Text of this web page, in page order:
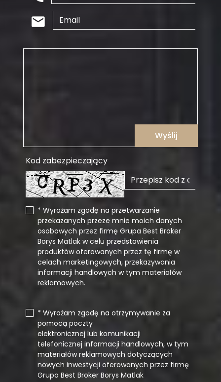
Wyślij
Kod zabezpieczający
* Wyrażam zgodę na przetwarzanie
przekazanych przeze mnie moich danych
osobowych przez firmę Grupa Best Broker
Borys Matlak w celu przedstawienia
produktów oferowanych przez tę firmę w
celach marketingowych, przekazywania
informacji handlowych w tym materiałów
reklamowych.
* Wyrażam zgodę na otrzymywanie za
pomocą poczty
elektronicznej lub komunikacji
telefonicznej informacji handlowych, w tym
materiałów reklamowych dotyczących
nowych inwestycji oferowanych przez firmę
Grupa Best Broker Borys Matlak